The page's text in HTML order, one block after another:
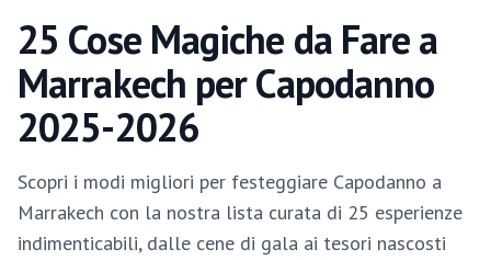
25 Cose Magiche da Fare a
Marrakech per Capodanno
2025-2026
Scopri i modi migliori per festeggiare Capodanno a
Marrakech con la nostra lista curata di 25 esperienze
indimenticabili, dalle cene di gala ai tesori nascosti